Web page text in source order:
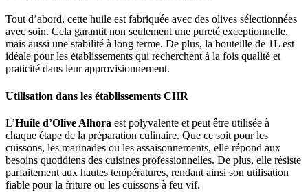
Tout d’abord, cette huile est fabriquée avec des olives sélectionnées
avec soin. Cela garantit non seulement une pureté exceptionnelle,
mais aussi une stabilité à long terme. De plus, la bouteille de 1L est
idéale pour les établissements qui recherchent à la fois qualité et
praticité dans leur approvisionnement.
Utilisation dans les établissements CHR
L’Huile d’Olive Alhora est polyvalente et peut être utilisée à
chaque étape de la préparation culinaire. Que ce soit pour les
cuissons, les marinades ou les assaisonnements, elle répond aux
besoins quotidiens des cuisines professionnelles. De plus, elle résiste
parfaitement aux hautes températures, rendant ainsi son utilisation
fiable pour la friture ou les cuissons à feu vif.